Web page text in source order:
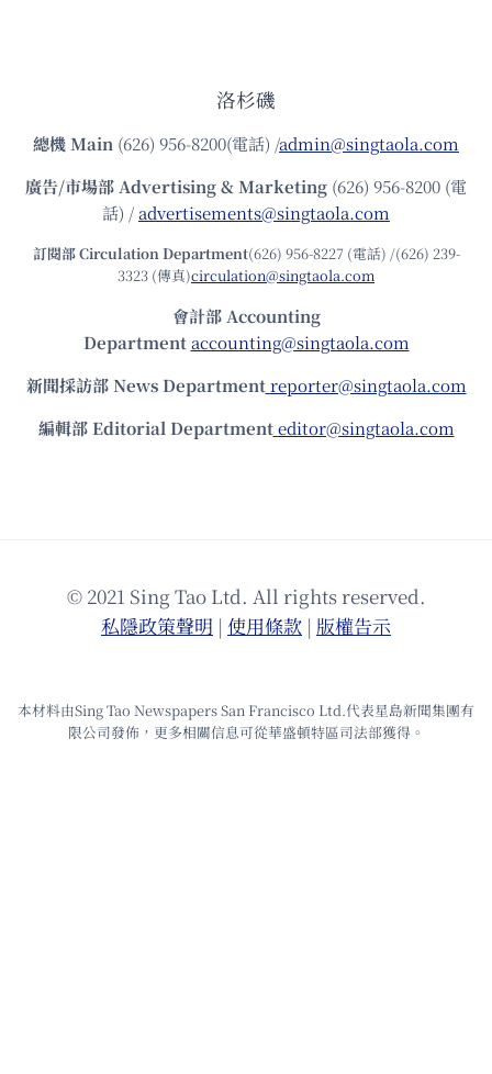
洛杉磯
總機Main (626) 956-8200(電話) /admin@singtaola.com
廣告/市場部Advertising & Marketing (626) 956-8200 (電
話) /advertisements@singtaola.com
訂閱部 Circulation Department(626) 956-8227 (電話) /(626) 239-
3323 (傳真)circulation@singtaola.com
會計部 Accounting
Department accounting@singtaola.com
新聞採訪部 News Department reporter@singtaola.com
編輯部 Editorial Department editor@singtaola.com
© 2021 Sing Tao Ltd. All rights reserved.
私隱政策聲明 | 使⽤條款 | 版權告⽰
本材料由Sing Tao Newspapers San Francisco Ltd.代表星島新聞集團有
限公司發佈，更多相關信息可從華盛頓特區司法部獲得。